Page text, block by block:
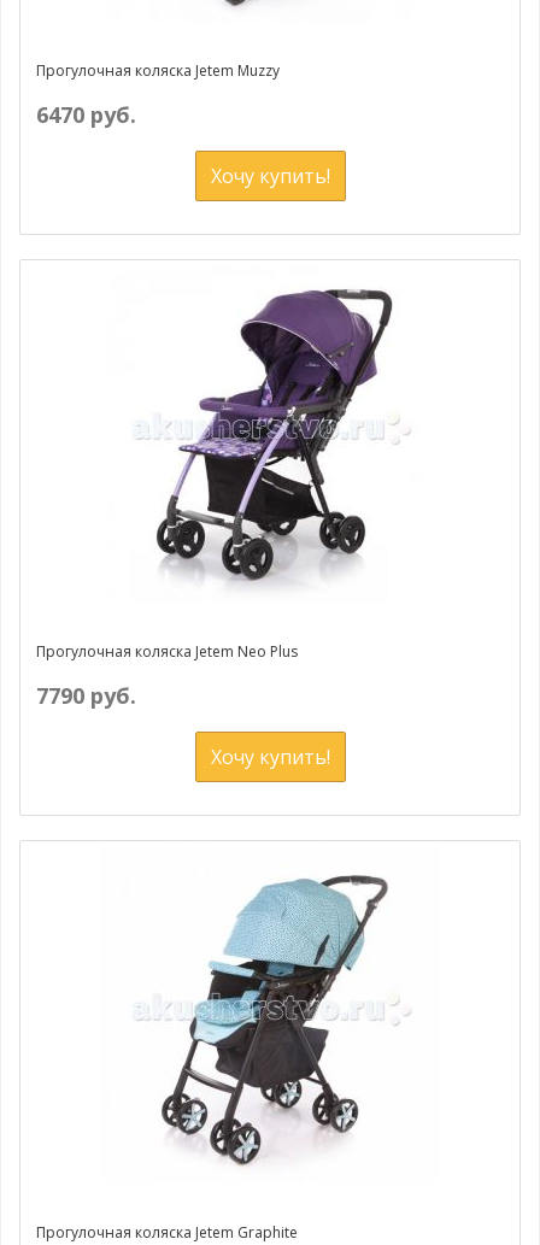
Прогулочная коляска Jetem Muzzy
6470 руб.
Хочу купить!
Прогулочная коляска Jetem Neo Plus
7790 руб.
Хочу купить!
Прогулочная коляска Jetem Graphite